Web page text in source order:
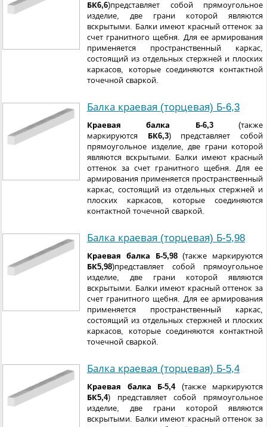
БК6,6)представляет собой прямоугольное
изделие, две грани которой являются
вскрытыми. Балки имеют красный оттенок за
счет гранитного щебня. Для ее армирования
применяется пространственный каркас,
состоящий из отдельных стержней и плоских
каркасов, которые соединяются контактной
точечной сваркой.
Балка краевая (торцевая) Б-6,3
Краевая балка Б-6,3(также
маркируются БК6,3) представляет собой
прямоугольное изделие, две грани которой
являются вскрытыми. Балки имеют красный
оттенок за счет гранитного щебня. Для ее
армирования применяется пространственный
каркас, состоящий из отдельных стержней и
плоских каркасов, которые соединяются
контактной точечной сваркой.
Балка краевая (торцевая) Б-5,98
Краевая балка Б-5,98(также маркируются
БК5,98)представляет собой прямоугольное
изделие, две грани которой являются
вскрытыми. Балки имеют красный оттенок за
счет гранитного щебня. Для ее армирования
применяется пространственный каркас,
состоящий из отдельных стержней и плоских
каркасов, которые соединяются контактной
точечной сваркой.
Балка краевая (торцевая) Б-5,4
Краевая балка Б-5,4(также маркируются
БК5,4) представляет собой прямоугольное
изделие, две грани которой являются
вскрытыми. Балки имеют красный оттенок за